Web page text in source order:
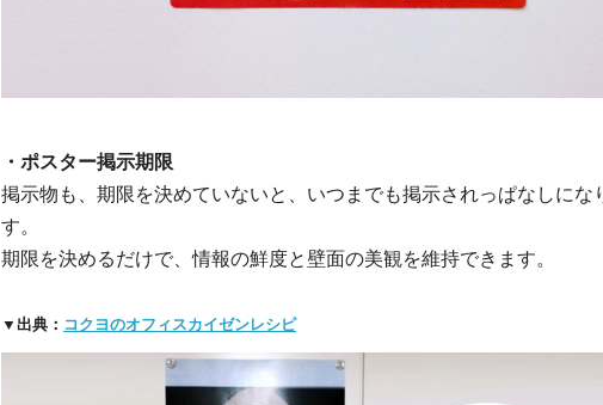
・ポスター掲示期限
掲示物も、期限を決めていないと、いつまでも掲示されっぱなしにな
す。
期限を決めるだけで、情報の鮮度と壁面の美観を維持できます。
▼出典： コクヨのオフィスカイゼンレシピ